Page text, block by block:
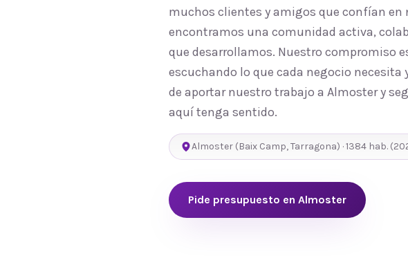
muchos clientes y amigos que confían en
encontramos una comunidad activa,
que desarrollamos. Nuestro compromiso
escuchando lo que cada negocio
de aportar nuestro trabajo a Almoster y
aquí tenga sentido.
Almoster (Baix Camp,Tarragona) ·1384 hab.
Pide presupuesto en Almoster